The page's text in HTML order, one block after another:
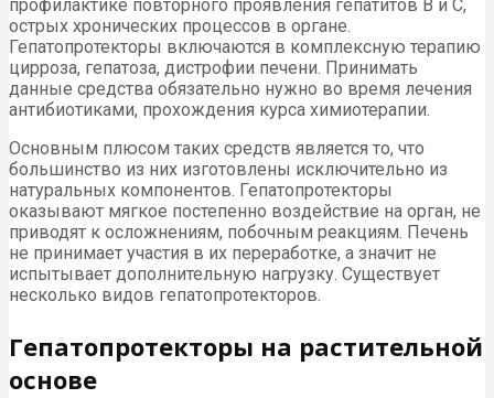
профилактике повторного проявления гепатитов В и С,
острых хронических процессов в органе.
Гепатопротекторы включаются в комплексную терапию
цирроза, гепатоза, дистрофии печени. Принимать
данные средства обязательно нужно во время лечения
антибиотиками, прохождения курса химиотерапии.
Основным плюсом таких средств является то, что
большинство из них изготовлены исключительно из
натуральных компонентов. Гепатопротекторы
оказывают мягкое постепенно воздействие на орган, не
приводят к осложнениям, побочным реакциям. Печень
не принимает участия в их переработке, а значит не
испытывает дополнительную нагрузку. Существует
несколько видов гепатопротекторов.
Гепатопротекторы на растительной
основе